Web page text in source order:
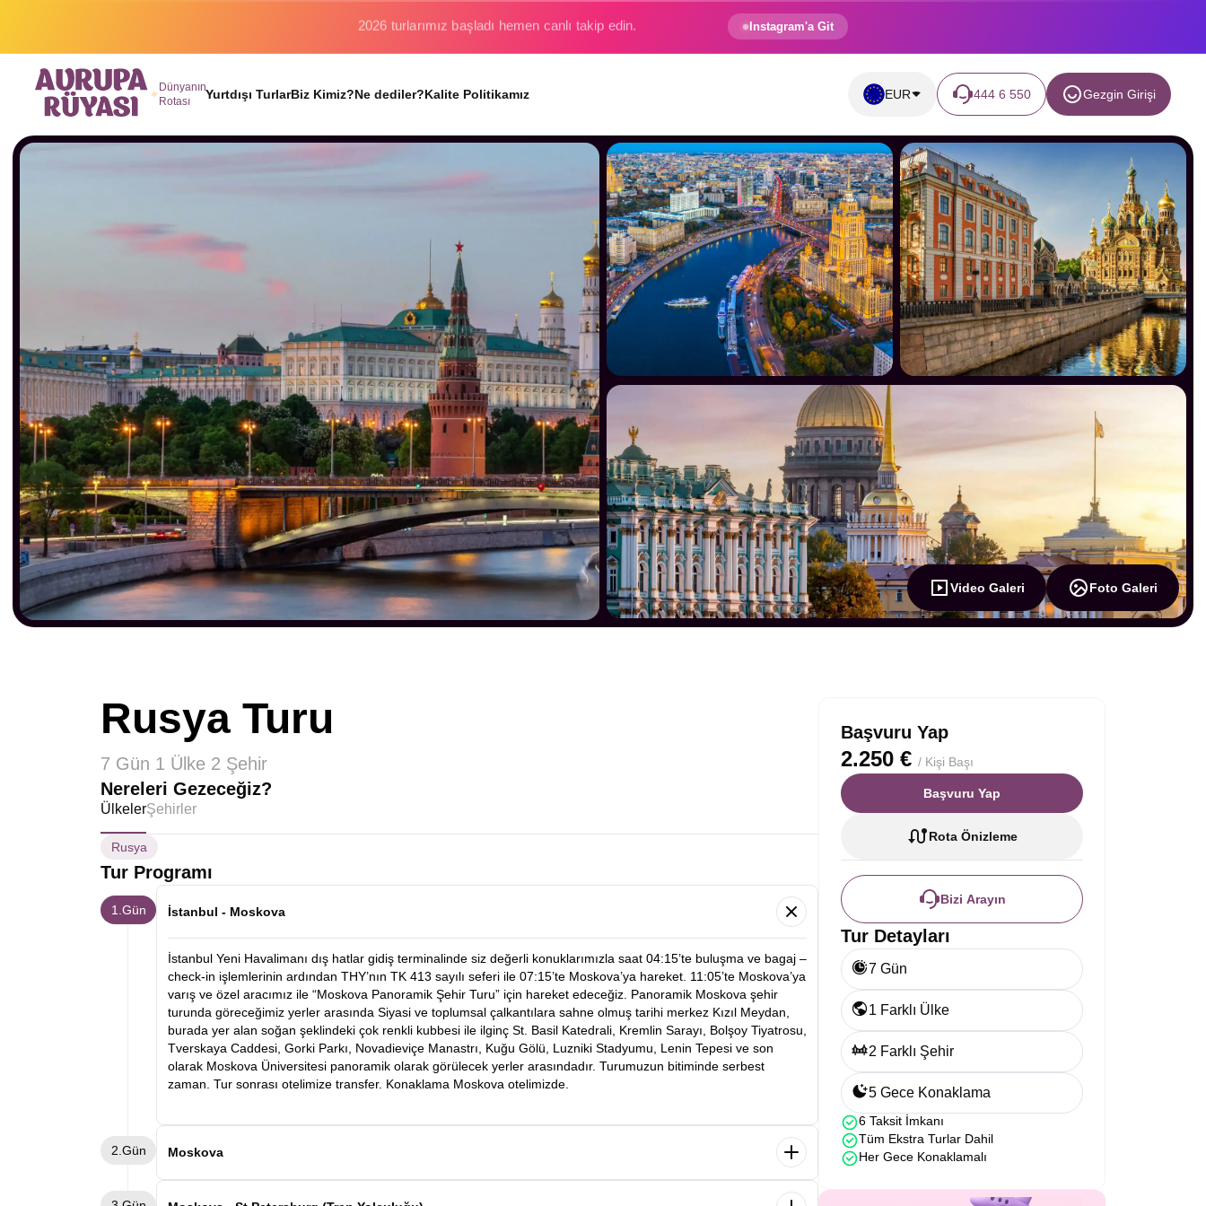
Binlerce gezginin hayali gerçek oluyor. Instagram'a Git
Dünyanın
Rotası
Yurtdışı TurlarBiz Kimiz?Ne dediler?Kalite Politikamız EUR 444 6 550 Gezgin Girişi
Video Galeri Foto Galeri
Rusya Turu
7 Gün 1 Ülke 2 Şehir
Nereleri Gezeceğiz?
ÜlkelerŞehirler
Rusya
Tur Programı
1.Gün İstanbul - Moskova
İstanbul Yeni Havalimanı dış hatlar gidiş terminalinde siz değerli konuklarımızla saat 04:15’te buluşma ve bagaj –
check-in işlemlerinin ardından THY’nın TK 413 sayılı seferi ile 07:15’te Moskova’ya hareket. 11:05’te Moskova’ya
varış ve özel aracımız ile “Moskova Panoramik Şehir Turu” için hareket edeceğiz. Panoramik Moskova şehir
turunda göreceğimiz yerler arasında Siyasi ve toplumsal çalkantılara sahne olmuş tarihi merkez Kızıl Meydan,
burada yer alan soğan şeklindeki çok renkli kubbesi ile ilginç St. Basil Katedrali, Kremlin Sarayı, Bolşoy Tiyatrosu,
Tverskaya Caddesi, Gorki Parkı, Novadieviçe Manastrı, Kuğu Gölü, Luzniki Stadyumu, Lenin Tepesi ve son
olarak Moskova Üniversitesi panoramik olarak görülecek yerler arasındadır. Turumuzun bitiminde serbest
zaman. Tur sonrası otelimize transfer. Konaklama Moskova otelimizde.
2.Gün Moskova
Başvuru Yap
2.250 € / Kişi Başı
Başvuru Yap
Rota Önizleme
Bizi Arayın
Tur Detayları
7 Gün
1 Farklı Ülke
2 Farklı Şehir
5 Gece Konaklama
6 Taksit İmkanı
Tüm Ekstra Turlar Dahil
Her Gece Konaklamalı